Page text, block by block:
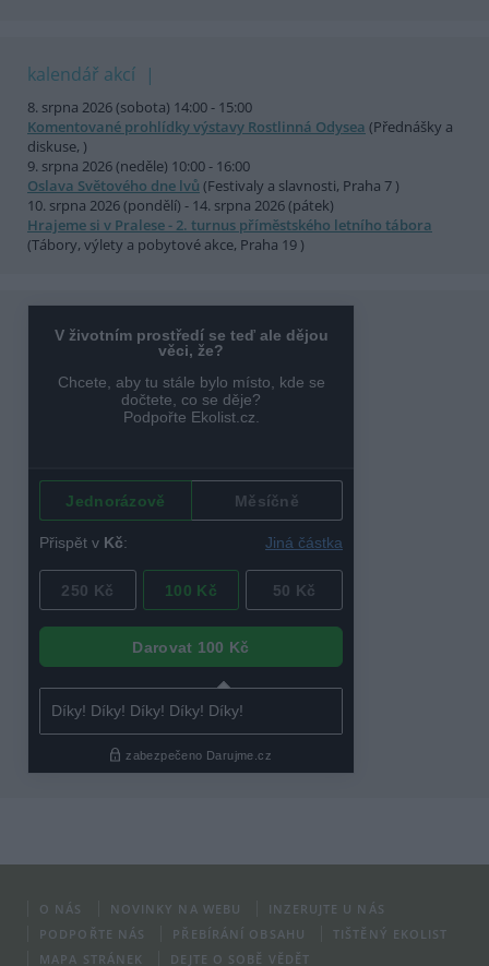
kalendář akcí
8. srpna 2026 (sobota) 14:00 - 15:00
Komentované prohlídky výstavy Rostlinná Odysea (Přednášky a
diskuse, )
9. srpna 2026 (neděle) 10:00 - 16:00
Oslava Světového dne lvů (Festivaly a slavnosti, Praha 7 )
10. srpna 2026 (pondělí) - 14. srpna 2026 (pátek)
Hrajeme si v Pralese - 2. turnus příměstského letního tábora
(Tábory, výlety a pobytové akce, Praha 19 )
O NÁS NOVINKY NA WEBU
INZERUJTE U NÁS
PODPOŘTE NÁS
PŘEBÍRÁNÍ OBSAHU
TIŠTĚNÝ EKOLIST
MAPA STRÁNEK
DEJTE O SOBĚ VĚDĚT